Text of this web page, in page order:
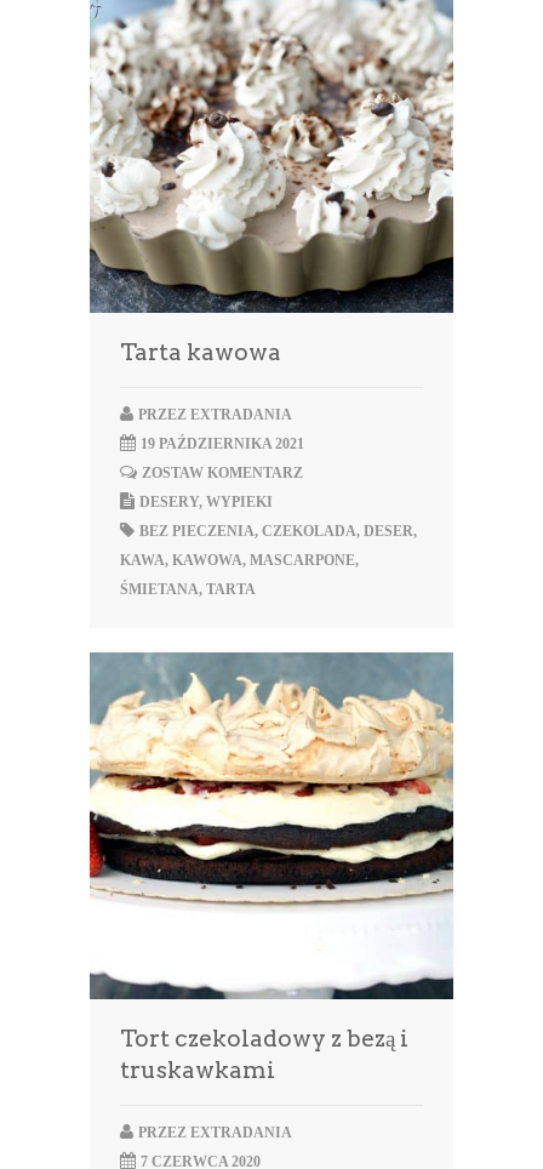
Tarta kawowa
PRZEZ EXTRADANIA
19 PAŹDZIERNIKA 2021
ZOSTAW KOMENTARZ
DESERY, WYPIEKI
BEZ PIECZENIA, CZEKOLADA, DESER,
KAWA, KAWOWA, MASCARPONE,
ŚMIETANA, TARTA
Tort czekoladowy z bezą i
truskawkami
PRZEZ EXTRADANIA
7 CZERWCA 2020